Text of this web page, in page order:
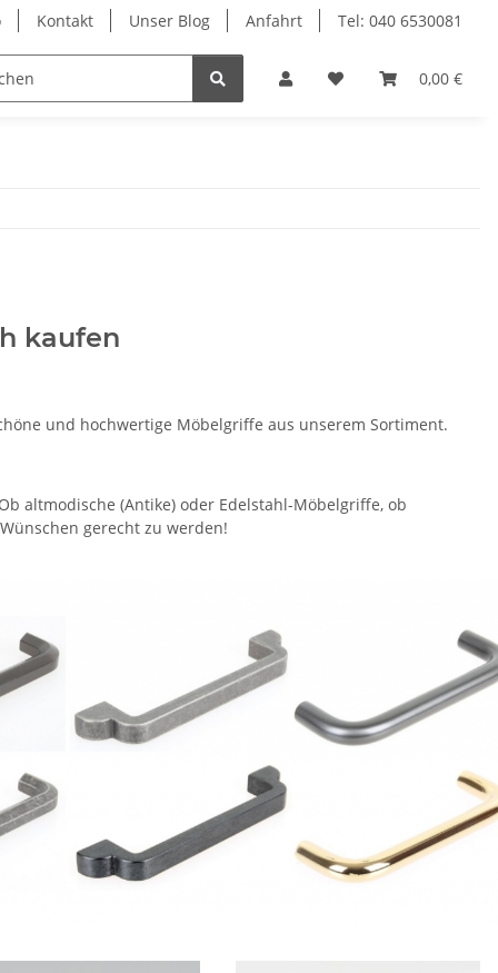
Kontakt Unser Blog Anfahrt Tel: 040 6530081
0,00 €
Ersatzteile
kaufen
und hochwertige Möbelgriffe aus unserem Sortiment.
altmodische (Antike) oder Edelstahl-Möbelgriffe, ob
gerecht zu werden!